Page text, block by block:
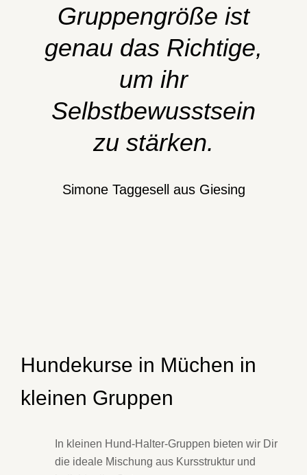
Hundekurse in Müchen in
kleinen Gruppen
In kleinen Hund-Halter-Gruppen bieten wir Dir
die ideale Mischung aus Kursstruktur und
Gruppengröße ist
genau das Richtige,
um ihr
Selbstbewusstsein
zu stärken.
Simone Taggesell aus Giesing